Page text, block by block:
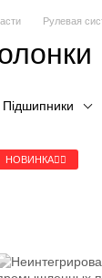
Рулевая
Підшипники
НОВИНКА🚴‍♂️